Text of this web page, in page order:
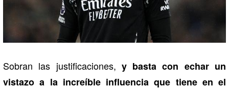
Sobran las justificaciones, y basta con echar un
vistazo a la increíble influencia que tiene en el